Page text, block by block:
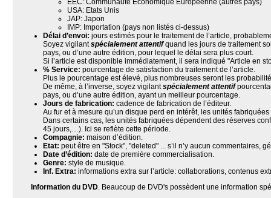
EEC: Communauté Economique Européenne (autres pays)
USA: Etats Unis
JAP: Japon
IMP: Importation (pays non listés ci-dessus)
Délai d’envoi: jours estimés pour le traitement de l’article,
Soyez vigilantspécialement attentifquand les jours de traitement
pays, ou d’une autre édition, pour lequel le délai sera plus court.
Si l’article est disponible immédiatement, il sera indiqué "Article en
% Service: pourcentage de satisfaction du traitement de l’article.
Plus le pourcentage est élevé, plus nombreuses seront les
De même, à l’inverse, soyez vigilantspécialement attentif
pays, ou d’une autre édition, ayant un meilleur pourcentage.
Jours de fabrication: cadence de fabrication de l’éditeur.
Au fur et à mesure qu’un disque perd en intérêt, les unités
Dans certains cas, les unités fabriquées dépendent des réserves
45 jours,…). Ici se reflète cette période.
Compagnie: maison d’édition.
Etat: peut être en "Stock", "deleted" ... s’il n’y aucun commentaires,
Date d’édition: date de première commercialisation.
Genre: style de musique.
Inf. Extra: informations extra sur l’article: collaborations, contenus
Information du DVD. Beaucoup de DVD's possèdent une information